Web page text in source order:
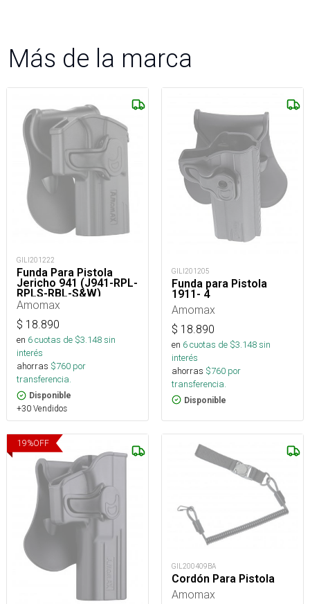
Más de la marca
GILI201222
Funda Para Pistola
Jericho 941 (J941-RPL-
RPLS-RBL-S&W)
Amomax
$ 18.890
en 6cuotas de $3.148sin
interés
ahorras $760 por
transferencia.
Disponible
+30 Vendidos
GILI201205
Funda para Pistola
1911- 4
Amomax
$ 18.890
en 6cuotas de $3.148sin
interés
ahorras $760 por
transferencia.
Disponible
19%OFF
GIL200409BA
Cordón Para Pistola
Amomax